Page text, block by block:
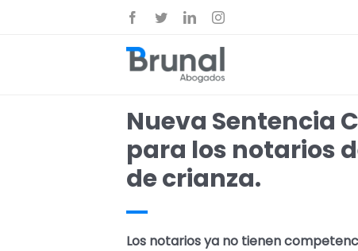
Facebook
TwitterLinkedInInstagram
Nueva Sentencia
para los notarios
de crianza.
Los notarios ya no tienen